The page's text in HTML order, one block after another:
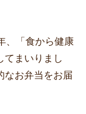
、「食から健康
てまいりまし
なお弁当をお届